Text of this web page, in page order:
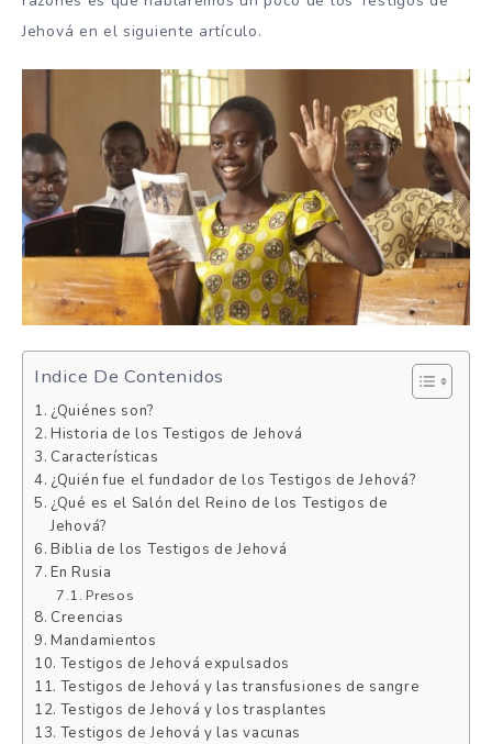
Jehová en el siguiente artículo.
Indice De Contenidos
¿Quiénes son?
Historia de los Testigos de Jehová
Características
¿Quién fue el fundador de los Testigos de Jehová?
¿Qué es el Salón del Reino de los Testigos de
Jehová?
Biblia de los Testigos de Jehová
En Rusia
Presos
Creencias
Mandamientos
Testigos de Jehová expulsados
Testigos de Jehová y las transfusiones de sangre
Testigos de Jehová y los trasplantes
Testigos de Jehová y las vacunas